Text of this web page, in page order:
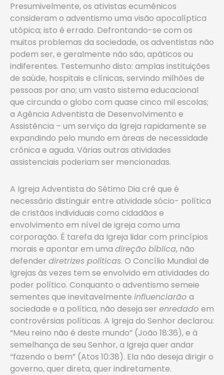
Presumivelmente, os ativistas ecumênicos
consideram o adventismo uma visão apocalíptica
utópica; isto é errado. Defrontando-se com os
muitos problemas da sociedade, os adventistas não
podem ser, e geralmente não são, apáticos ou
indiferentes. Testemunho disto: amplas instituições
de saúde, hospitais e clínicas, servindo milhões de
pessoas por ano; um vasto sistema educacional
que circunda o globo com quase cinco mil escolas;
a Agência Adventista de Desenvolvimento e
Assistência – um serviço da Igreja rapidamente se
expandindo pelo mundo em áreas de necessidade
crônica e aguda. Várias outras atividades
assistenciais poderiam ser mencionadas.
A Igreja Adventista do Sétimo Dia crê que é
necessário distinguir entre atividade sócio- política
de cristãos individuais como cidadãos e
envolvimento em nível de igreja como uma
corporação. É tarefa da Igreja lidar com princípios
morais e apontar em uma direção bíblica, não
defender diretrizes políticas. O Concílio Mundial de
Igrejas às vezes tem se envolvido em atividades do
poder político. Conquanto o adventismo semeie
sementes que inevitavelmente influenciarão a
sociedade e a política, não deseja ser enredado em
controvérsias políticas. A Igreja do Senhor declarou:
“Meu reino não é deste mundo” (João 18:36), e à
semelhança de seu Senhor, a Igreja quer andar
“fazendo o bem” (Atos 10:38). Ela não deseja dirigir o
governo, quer direta, quer indiretamente.